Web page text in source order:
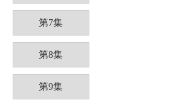
第7集
第8集
第9集